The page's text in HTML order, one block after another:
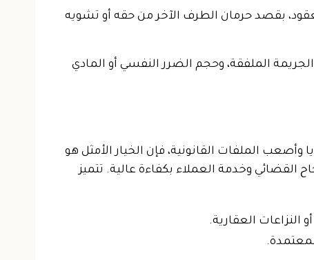
بقصد حرمان الطرف الآخر من حقه أو تشويه
الملفقة، وحجم الضرر النفسي أو المادي
الملفات القانونية، فإن الخيار الأمثل هو
القضائي وخدمة العملاء بكفاءة عالية. تتميز
النزاعات العقارية.